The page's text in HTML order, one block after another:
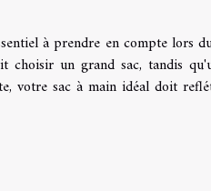
à prendre en compte lors
choisir un grand sac, tandis
votre sac à main idéal doit